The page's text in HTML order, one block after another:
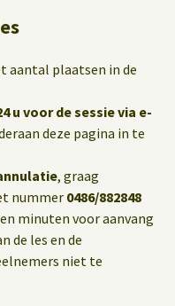
aantal plaatsen in de
u voor de sessie via e-
deze pagina in te
, graag
nummer0486/882848
minuten voor aanvang
de les en de
niet te